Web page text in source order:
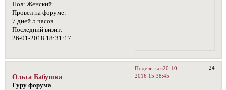
Пол: Женский
Провел на форуме:
7 дней 5 часов
Последний визит:
26-01-2018 18:31:17
Поделиться 24
20-10-
2016 15:38:45
Ольга Бабушка
Гуру форума